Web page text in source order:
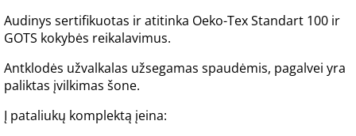
Audinys sertifikuotas ir atitinka Oeko-Tex Standart 100 ir
GOTS kokybės reikalavimus.
Antklodės užvalkalas užsegamas spaudėmis, pagalvei yra
paliktas įvilkimas šone.
Į pataliukų komplektą įeina: